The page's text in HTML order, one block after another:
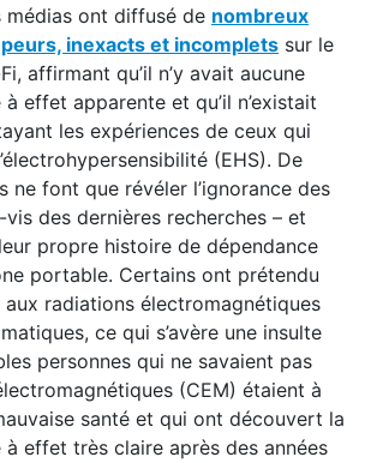
médias ont diffusé de nombreux
inexacts et incomplets sur le
affirmant qu’il n’y avait aucune
effet apparente et qu’il n’existait
les expériences de ceux qui
(EHS). De
ne font que révéler l’ignorance des
des dernières recherches – et
propre histoire de dépendance
portable. Certains ont prétendu
radiations électromagnétiques
ce qui s’avère une insulte
personnes qui ne savaient pas
(CEM) étaient à
santé et qui ont découvert la
à effet très claire après des années